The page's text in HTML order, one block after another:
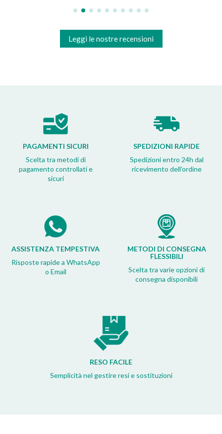
Leggi le nostre recensioni
PAGAMENTI SICURI
Scelta tra metodi di
pagamento controllati e
sicuri
SPEDIZIONI RAPIDE
Spedizioni entro 24h dal
ricevimento dell’ordine
ASSISTENZA TEMPESTIVA
Risposte rapide a WhatsApp
o Email
METODI DI CONSEGNA
FLESSIBILI
Scelta tra varie opzioni di
consegna disponibili
RESO FACILE
Semplicità nel gestire resi e sostituzioni